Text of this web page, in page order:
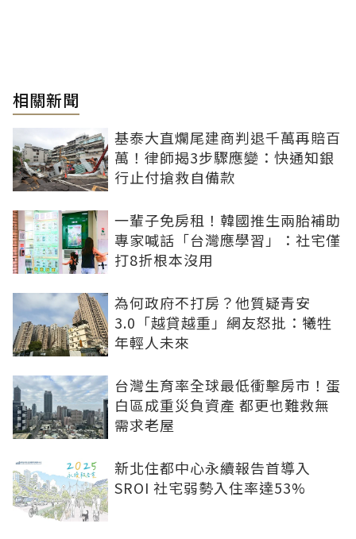
相關新聞
基泰大直爛尾建商判退千萬再賠百
萬！律師揭3步驟應變：快通知銀
行止付搶救自備款
一輩子免房租！韓國推生兩胎補助
專家喊話「台灣應學習」：社宅僅
打8折根本沒用
為何政府不打房？他質疑青安
3.0「越貸越重」網友怒批：犧牲
年輕人未來
台灣生育率全球最低衝擊房市！蛋
白區成重災負資產 都更也難救無
需求老屋
新北住都中心永續報告首導入
SROI 社宅弱勢入住率達53%